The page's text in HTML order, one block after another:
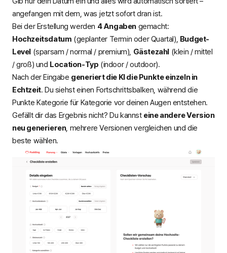
angefangen mit dem, was jetzt sofort dran ist.
Bei der Erstellung werden 4 Angaben gemacht:
Hochzeitsdatum (geplanter Termin oder Quartal), Budget-
Level (sparsam / normal / premium), Gästezahl (klein / mittel
/ groß) und Location-Typ (indoor / outdoor).
Nach der Eingabe generiert die KI die Punkte einzeln in
Echtzeit. Du siehst einen Fortschrittsbalken, während die
Punkte Kategorie für Kategorie vor deinen Augen entstehen.
Gefällt dir das Ergebnis nicht? Du kannst eine andere Version
neu generieren, mehrere Versionen vergleichen und die
beste wählen.